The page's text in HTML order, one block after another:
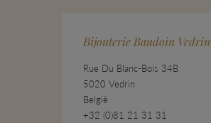
Bijouterie Baudoin Vedrin
Rue Du Blanc-Bois 34B
5020 Vedrin
België
+32 (0)81 21 31 31